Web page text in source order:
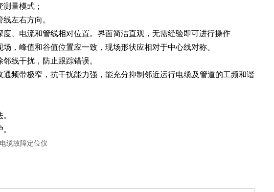
量模式；
左右方向。
、电流和管线相对位置。界面简洁直观，无需经验即可进行操作
，峰值和谷值位置应一致，现场形状应相对于中心线对称。
线干扰，防止跟踪错误。
频带极窄，抗干扰能力强，能充分抑制邻近运行电缆及管道的工频和谐